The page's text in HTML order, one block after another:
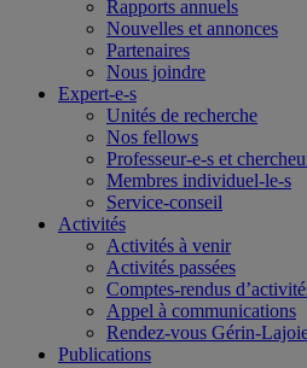
Rapports annuels
Nouvelles et annonces
Partenaires
Nous joindre
Expert-e-s
Unités de recherche
Nos fellows
Professeur-e-s et
Membres individuel-le-s
Service-conseil
Activités
Activités à venir
Activités passées
Comptes-rendus
Appel à communications
Rendez-vous Gérin-
Publications